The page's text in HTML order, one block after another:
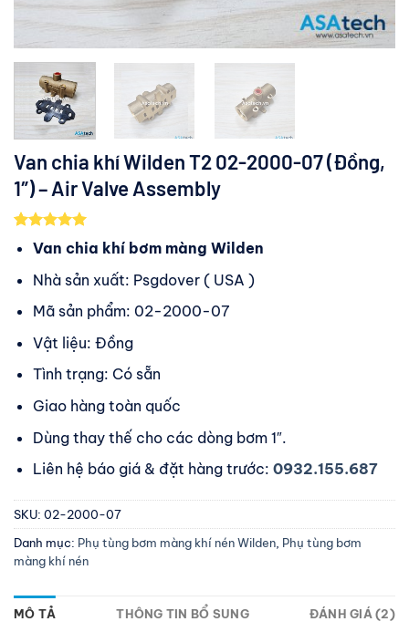
Van chia khí Wilden T2 02-2000-07 (Đồng,
1″) – Air Valve Assembly
5.00 trên 5
dựa trên
Van chia khí bơm màng Wilden
Nhà sản xuất: Psgdover ( USA )
Mã sản phẩm: 02-2000-07
Vật liệu: Đồng
Tình trạng: Có sẵn
Giao hàng toàn quốc
Dùng thay thế cho các dòng bơm 1″.
Liên hệ báo giá & đặt hàng trước: 0932.155.687
SKU: 02-2000-07
Danh mục: Phụ tùng bơm màng khí nén Wilden Phụ tùng bơm
màng khí nén
MÔ TẢ THÔNG TIN BỔ SUNG ĐÁNH GIÁ (2)